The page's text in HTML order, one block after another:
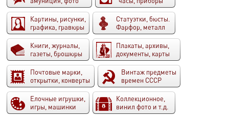
Картины, рисунки,
графика, гравюры
Статуэтки, бюсты.
Фарфор, металл
Книги, журналы,
газеты, брошюры
Плакаты, архивы,
документы, карты
Почтовые марки,
открытки, конверты
Винтаж предметы
времен СССР
Елочные игрушки,
игры, машинки
Коллекционное,
винил фото и т.д.